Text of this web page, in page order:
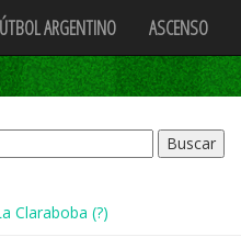
ARGENTINO ASCENSO
Claraboba (?)